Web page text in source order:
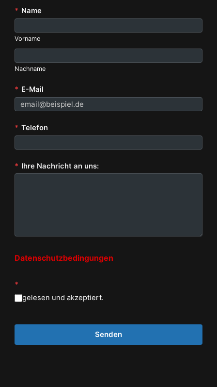
* Name
Vorname
Nachname
* E-Mail
* Telefon
* Ihre Nachricht an uns:
Datenschutzbedingungen
*
gelesen und akzeptiert.